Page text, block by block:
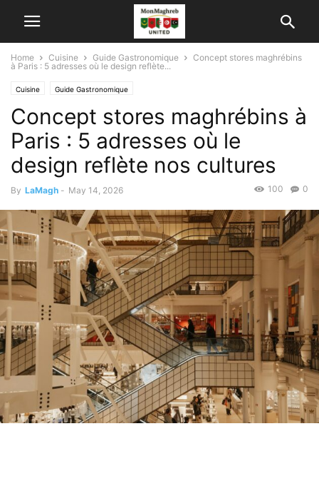
Home Cuisine Guide Gastronomique
Concept stores maghrébins
à Paris : 5 adresses où le design reflète...
Cuisine Guide Gastronomique
Concept stores maghrébins à
Paris : 5 adresses où le
design reflète nos cultures
By LaMagh - May 14, 2026 0
100